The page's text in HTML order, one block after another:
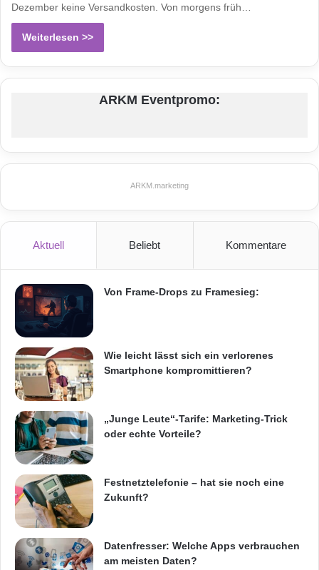
Dezember keine Versandkosten. Von morgens früh…
Weiterlesen >>
ARKM Eventpromo:
ARKM.marketing
Aktuell Beliebt Kommentare
Von Frame-Drops zu Framesieg:
Wie leicht lässt sich ein verlorenes
Smartphone kompromittieren?
„Junge Leute“-Tarife: Marketing-Trick
oder echte Vorteile?
Festnetztelefonie – hat sie noch eine
Zukunft?
Datenfresser: Welche Apps verbrauchen
am meisten Daten?